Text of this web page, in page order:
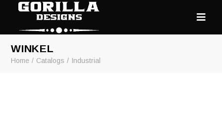
WINKEL
Home Catalogs Industrial